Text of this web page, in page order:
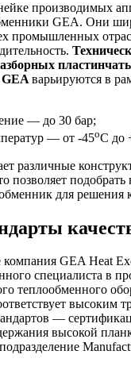
производимых
GEA. Они
промышленных
GEA варьируются в
— до 30 бар;
— от -45оС до
различные
позволяет подобрать
для решения
GEA Heat
специалиста в
теплообменного
высоким
—
высокой